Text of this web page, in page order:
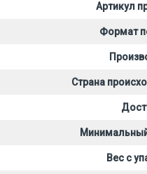
Артикул
Формат
Страна
Вес с